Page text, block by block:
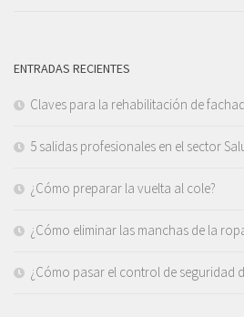
ENTRADAS RECIENTES
Claves para la rehabilitación de
5 salidas profesionales en el sector
¿Cómo preparar la vuelta al cole?
¿Cómo eliminar las manchas de la
¿Cómo pasar el control de seguridad